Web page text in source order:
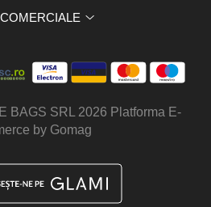
BAGS SRL 2026 Platforma E-
by Gomag